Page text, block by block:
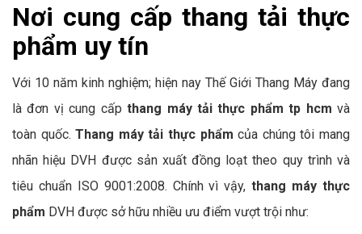
Nơi cung cấp thang tải thực
phẩm uy tín
Với 10 năm kinh nghiệm; hiện nay Thế Giới Thang Máy đang
là đơn vị cung cấpthang máy tải thực phẩm tp hcm và
toàn quốc.Thang máy tải thực phẩm của chúng tôi mang
nhãn hiệu DVH được sản xuất đồng loạt theo quy trình và
tiêu chuẩn ISO 9001:2008. Chính vì vậy,thang máy thực
phẩm DVH được sở hữu nhiều ưu điểm vượt trội như: